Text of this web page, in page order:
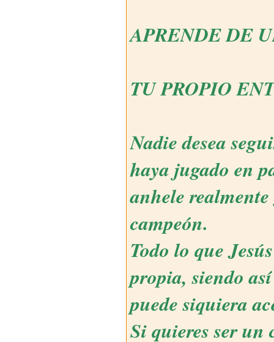
APRENDE DE
TU PROPIO
Nadie desea
haya jugado en
anhele
campeón.
Todo lo que
propia, siendo
puede siquiera
Si quieres ser un